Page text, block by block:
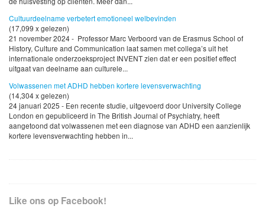
Cultuurdeelname verbetert emotioneel welbevinden
(17,099 x gelezen)
21 november 2024 - Professor Marc Verboord van de Erasmus School of
History, Culture and Communication laat samen met collega’s uit het
internationale onderzoeksproject INVENT zien dat er een positief effect
uitgaat van deelname aan culturele...
Volwassenen met ADHD hebben kortere levensverwachting
(14,304 x gelezen)
24 januari 2025 - Een recente studie, uitgevoerd door University College
London en gepubliceerd in The British Journal of Psychiatry, heeft
aangetoond dat volwassenen met een diagnose van ADHD een aanzienlijk
kortere levensverwachting hebben in...
Like ons op Facebook!